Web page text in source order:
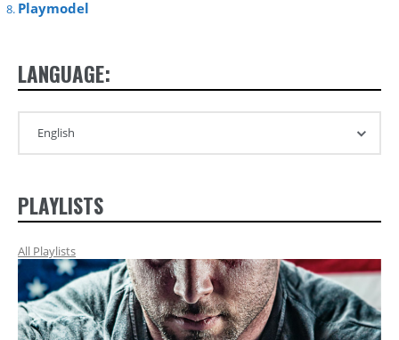
Playmodel
LANGUAGE:
PLAYLISTS
All Playlists